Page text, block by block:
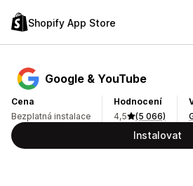
Shopify App Store
Google & YouTube
Cena
Bezplatná instalace
Hodnocení
4,5
(5 066)
Instalovat